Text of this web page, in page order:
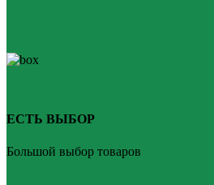
ЕСТЬ ВЫБОР
Большой выбор товаров